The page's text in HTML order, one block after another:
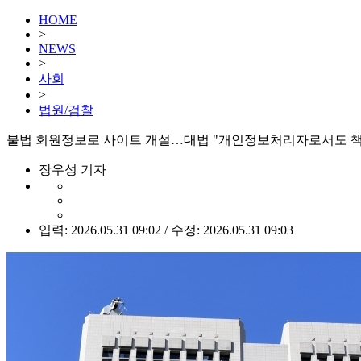
HOME
>
NEWS
>
사회
>
법원/검찰
불법 회원정보로 사이트 개설…대법 "개인정보처리자로서도
장우성 기자
입력: 2026.05.31 09:02 / 수정: 2026.05.31 09:03